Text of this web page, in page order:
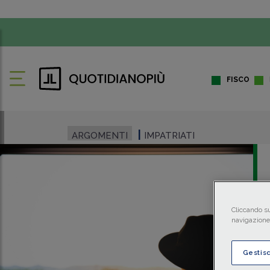
FISCO
ARGOMENTI IMPATRIATI
Cliccando